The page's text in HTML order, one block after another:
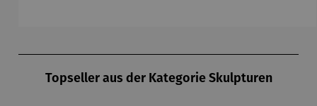
Topseller aus der Kategorie Skulpturen